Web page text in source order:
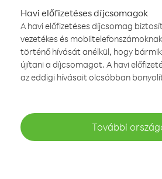
Havi előfizetéses díjcsomagok
A havi előfizetéses díjcsomag
vezetékes és
történő hívását anélkül, hogy
újítani a díjcsomagot. A havi
az eddigi hívásait olcsóbban
További